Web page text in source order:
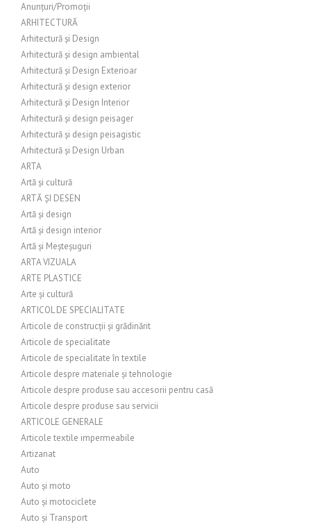
Anunțuri/Promoții
ARHITECTURĂ
Arhitectură și Design
Arhitectură și design ambiental
Arhitectură și Design Exterioar
Arhitectură și design exterior
Arhitectură și Design Interior
Arhitectură și design peisager
Arhitectură și design peisagistic
Arhitectură și Design Urban
ARTA
Artă și cultură
ARTĂ ȘI DESEN
Artă și design
Artă și design interior
Artă și Meșteșuguri
ARTA VIZUALA
ARTE PLASTICE
Arte și cultură
ARTICOL DE SPECIALITATE
Articole de construcții și grădinărit
Articole de specialitate
Articole de specialitate în textile
Articole despre materiale și tehnologie
Articole despre produse sau accesorii pentru casă
Articole despre produse sau servicii
ARTICOLE GENERALE
Articole textile impermeabile
Artizanat
Auto
Auto și moto
Auto și motociclete
Auto și Transport